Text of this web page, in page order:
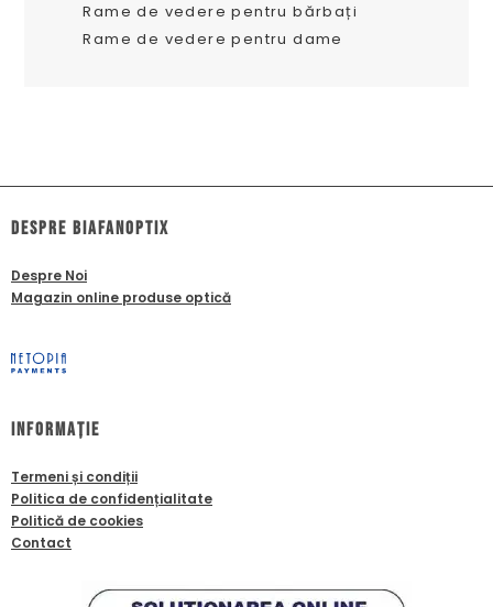
Rame de vedere pentru bărbați
Rame de vedere pentru dame
dESPRE biafanoptix
Despre Noi
Magazin online produse optică
Informație
Termeni și condiții
Politica de confidențialitate
Politică de cookies
Contact